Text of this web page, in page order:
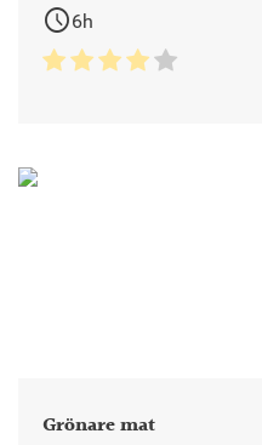
schedule6h
Grönare mat